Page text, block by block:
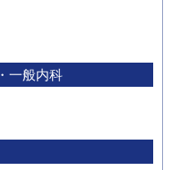
一般内科